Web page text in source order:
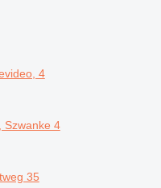
4
Szwanke 4
35